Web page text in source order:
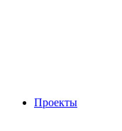
Проекты